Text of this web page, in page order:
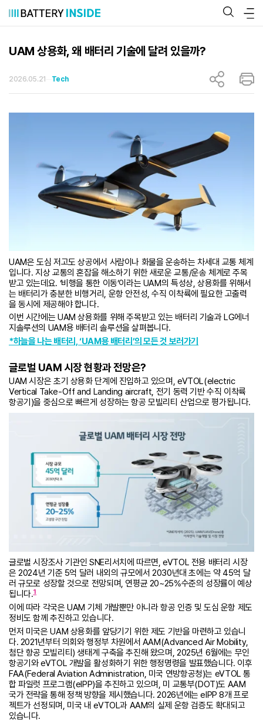
츠
UAM 상용화, 왜 배터리 기술에 달려 있을까?
2026.05.21 Tech
UAM은 도심 저고도 상공에서 사람이나 화물을 운송하는 차세대 교통 체계
입니다. 지상 교통의 혼잡을 해소하기 위한 새로운 교통/운송 체계로 주목
받고 있는데요. ‘비행을 통한 이동’이라는 UAM의 특성상, 상용화를 위해서
는 배터리가 충분한 비행거리, 운항 안전성, 수직 이착륙에 필요한 고출력
을 동시에 제공해야 합니다.
이번 시간에는 UAM 상용화를 위해 주목받고 있는 배터리 기술과 LG에너
지솔루션의 UAM용 배터리 솔루션을 살펴봅니다.
*하늘을 나는 배터리, ‘UAM용 배터리’의 모든 것 보러가기
글로벌 UAM 시장 현황과 전망은?
UAM 시장은 초기 상용화 단계에 진입하고 있으며, eVTOL(electric
Vertical Take-Off and Landing aircraft, 전기 동력 기반 수직 이착륙
항공기)을 중심으로 빠르게 성장하는 항공 모빌리티 산업으로 평가됩니다.
글로벌 시장조사 기관인 SNE리서치에 따르면, eVTOL 전용 배터리 시장
은 2024년 기준 5억 달러 내외의 규모에서 2030년대 초에는 약 45억 달
러 규모로 성장할 것으로 전망되며, 연평균 20~25%수준의 성장률이 예상
됩니다.1
이에 따라 각국은 UAM 기체 개발뿐만 아니라 항공 인증 및 도심 운항 제도
정비도 함께 추진하고 있습니다.
먼저 미국은 UAM 상용화를 앞당기기 위한 제도 기반을 마련하고 있습니
다. 2021년부터 의회와 행정부 차원에서 AAM(Advanced Air Mobility,
첨단 항공 모빌리티) 생태계 구축을 추진해 왔으며, 2025년 6월에는 무인
항공기와 eVTOL 개발을 활성화하기 위한 행정명령을 발표했습니다. 이후
FAA(Federal Aviation Administration, 미국 연방항공청)는 eVTOL 통
합 파일럿 프로그램(eIPP)을 추진하고 있으며, 미 교통부(DOT)도 AAM
국가 전략을 통해 정책 방향을 제시했습니다. 2026년에는 eIPP 8개 프로
젝트가 선정되며, 미국 내 eVTOL과 AAM의 실제 운항 검증도 확대되고
있습니다.